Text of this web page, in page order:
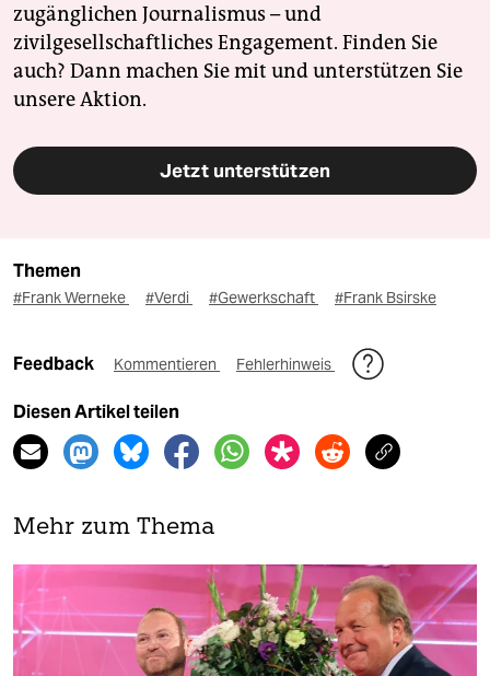
zugänglichen Journalismus – und
zivilgesellschaftliches Engagement. Finden Sie
auch? Dann machen Sie mit und unterstützen Sie
unsere Aktion.
Jetzt unterstützen
Themen
#Frank Werneke #Verdi #Gewerkschaft #Frank Bsirske
Feedback Kommentieren Fehlerhinweis
Diesen Artikel teilen
Mehr zum Thema